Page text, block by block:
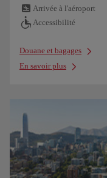
Arrivée à l'aéroport
Accessibilité
Douane et bagages
En savoir plus